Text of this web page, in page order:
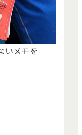
いメモを